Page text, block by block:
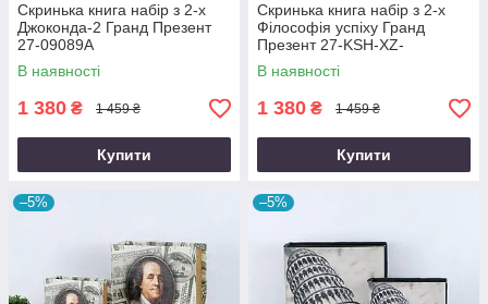
Скринька книга набір з 2-х
Джоконда-2 Гранд Презент
27-09089А
В наявності
1 380 ₴ 1 459 ₴
Купити
Скринька книга набір з 2-х
Філософія успіху Гранд
Презент 27-KSH-XZ-
PUXR102
В наявності
1 380 ₴ 1 459 ₴
Купити
–5% –5%